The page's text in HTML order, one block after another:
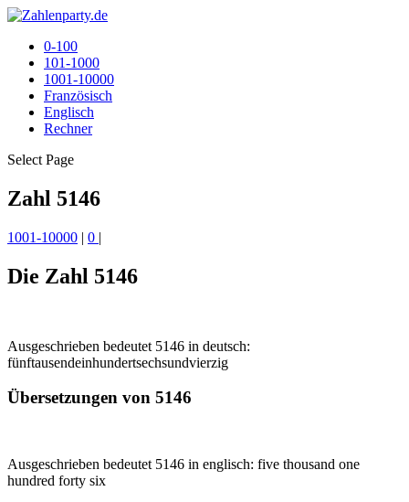
0-100
101-1000
1001-10000
Französisch
Englisch
Rechner
Select Page
Zahl 5146
1001-10000 | 0 |
Die Zahl 5146
Ausgeschrieben bedeutet 5146 in deutsch:
fünftausendeinhundertsechsundvierzig
Übersetzungen von 5146
Ausgeschrieben bedeutet 5146 in englisch: five thousand one
hundred forty six